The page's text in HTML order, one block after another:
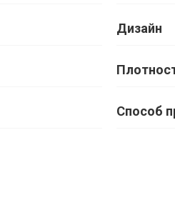
Дизайн
Способ